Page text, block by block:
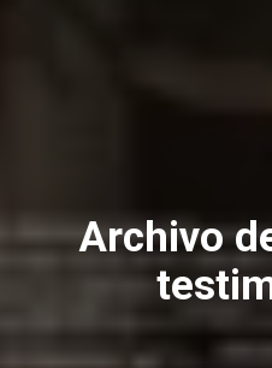
Archivo